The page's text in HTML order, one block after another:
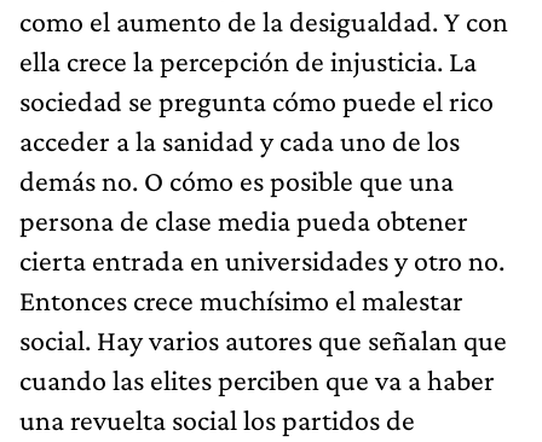
como el aumento de la desigualdad. Y con
ella crece la percepción de injusticia. La
sociedad se pregunta cómo puede el rico
acceder a la sanidad y cada uno de los
demás no. O cómo es posible que una
persona de clase media pueda obtener
cierta entrada en universidades y otro no.
Entonces crece muchísimo el malestar
social. Hay varios autores que señalan que
cuando las elites perciben que va a haber
una revuelta social los partidos de